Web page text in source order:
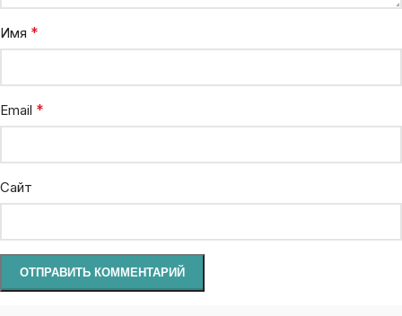
Имя *
Email *
Сайт